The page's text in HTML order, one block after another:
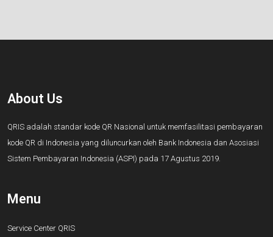
About Us
QRIS adalah standar kode QR Nasional untuk memfasilitasi pembayaran
kode QR di Indonesia yang diluncurkan oleh Bank Indonesia dan Asosiasi
Sistem Pembayaran Indonesia (ASPI) pada 17 Agustus 2019.
Menu
Service Center QRIS